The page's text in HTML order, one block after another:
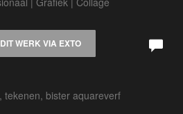
WERK VIA EXTO
tekenen, bister aquareverf